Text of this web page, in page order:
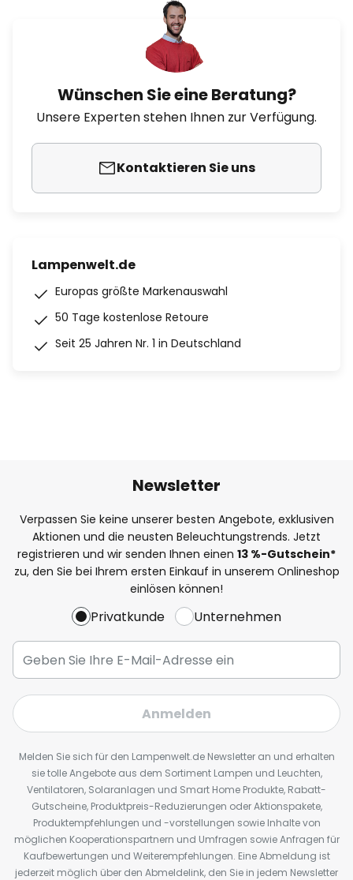
Wünschen Sie eine Beratung?
Unsere Experten stehen Ihnen zur Verfügung.
Kontaktieren Sie uns
Lampenwelt.de
Europas größte Markenauswahl
50 Tage kostenlose Retoure
Seit 25 Jahren Nr. 1 in Deutschland
Newsletter
Verpassen Sie keine unserer besten Angebote, exklusiven
Aktionen und die neusten Beleuchtungstrends. Jetzt
registrieren und wir senden Ihnen einen 13 %-Gutschein*
zu, den Sie bei Ihrem ersten Einkauf in unserem Onlineshop
einlösen können!
Privatkunde Unternehmen
Anmelden
Melden Sie sich für den Lampenwelt.de Newsletter an und erhalten
sie tolle Angebote aus dem Sortiment Lampen und Leuchten,
Ventilatoren, Solaranlagen und Smart Home Produkte, Rabatt-
Gutscheine, Produktpreis-Reduzierungen oder Aktionspakete,
Produktempfehlungen und -vorstellungen sowie Inhalte von
möglichen Kooperationspartnern und Umfragen sowie Anfragen für
Kaufbewertungen und Weiterempfehlungen. Eine Abmeldung ist
jederzeit möglich über den Abmeldelink, den Sie in jedem Newsletter